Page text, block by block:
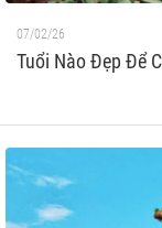
07/02/26
Tuổi Nào Đẹp Để